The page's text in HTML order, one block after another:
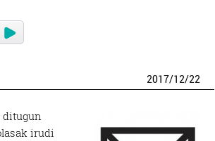
2017/12/22
ditugun
irudi